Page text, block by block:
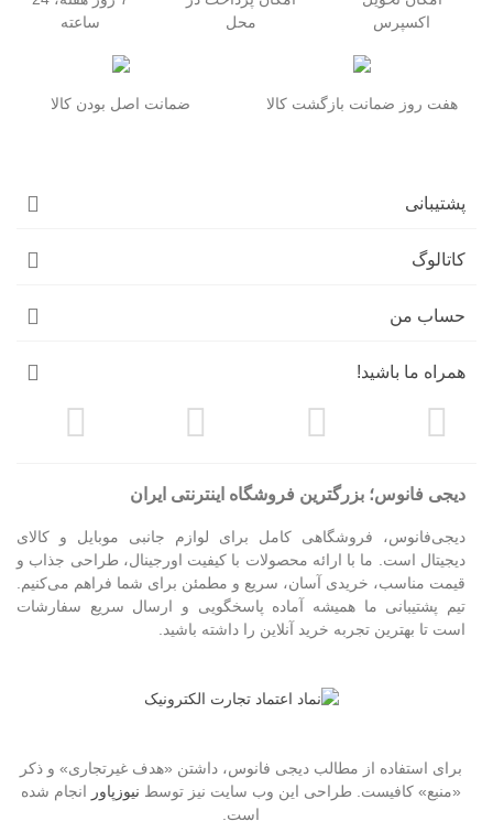
اکسپرس
محل
ساعته
هفت روز ضمانت بازگشت کالا ضمانت اصل بودن کالا
پشتیبانی
کاتالوگ
حساب من
همراه ما باشید!
دیجی فانوس؛ بزرگترین فروشگاه اینترنتی ایران
دیجی‌فانوس، فروشگاهی کامل برای لوازم جانبی موبایل و کالای
دیجیتال است. ما با ارائه محصولات با کیفیت اورجینال، طراحی جذاب و
قیمت مناسب، خریدی آسان، سریع و مطمئن برای شما فراهم می‌کنیم.
تیم پشتیبانی ما همیشه آماده پاسخگویی و ارسال سریع سفارشات
است تا بهترین تجربه خرید آنلاین را داشته باشید.
برای استفاده از مطالب دیجی فانوس، داشتن «هدف غیرتجاری» و ذکر
«منبع» کافیست. طراحی این وب سایت نیز توسط نیوزپاور انجام شده
است.